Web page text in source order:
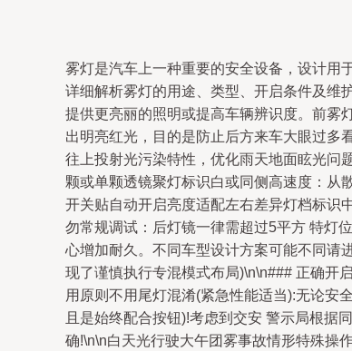
雾灯是汽车上一种重要的安全设备，设计用
详细解析雾灯的用途、类型、开启条件及维
提供更亮丽的照明或提高车辆辨识度。前雾
出明亮红光，目的是防止后方来车大眼过多
往上投射光污染特性，优化雨天地面眩光问
颗或单颗透镜聚灯标识白或同侧高速度：
开关贴自动开启亮度适配左右差异灯档标识
勿常规调试：后灯镜一律需超过5平方 特灯
心增加耐久。不同车型设计方案可能不同请
现了谨慎执行专混模式布局)\n\n### 正确开
用原则不用尾灯混淆(紧急性能适当):无论
且是始终配合按钮)!考虑到交安 警示局根据
确!\n\n白天光行驶大午团雾事故情形特殊操